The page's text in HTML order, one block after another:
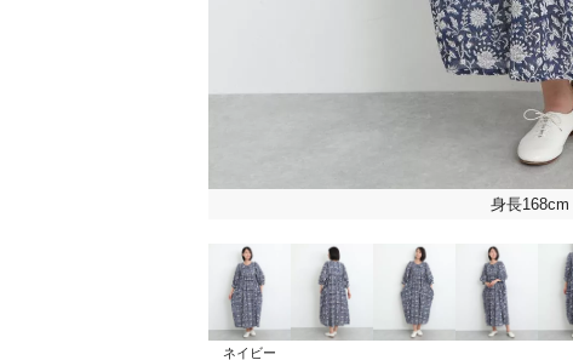
身長168cm
ネイビー